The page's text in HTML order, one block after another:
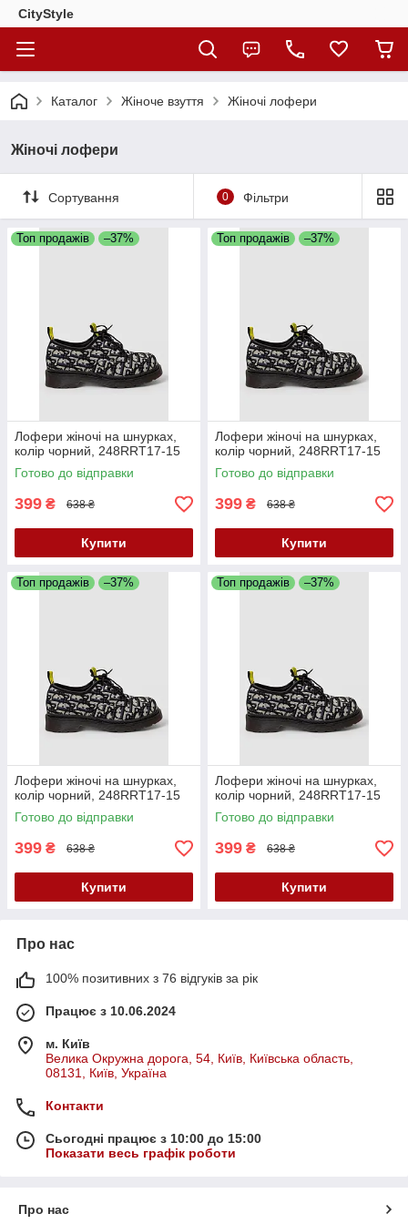
CityStylе
Каталог Жіноче взуття Жіночі лофери
Жіночі лофери
Сортування 0 Фільтри
Топ продажів –37%
Лофери жіночі на шнурках,
колір чорний, 248RRT17-15
Готово до відправки
399 ₴ 638 ₴
Купити
Топ продажів –37%
Лофери жіночі на шнурках,
колір чорний, 248RRT17-15
Готово до відправки
399 ₴ 638 ₴
Купити
Топ продажів –37%
Лофери жіночі на шнурках,
колір чорний, 248RRT17-15
Готово до відправки
399 ₴ 638 ₴
Купити
Топ продажів –37%
Лофери жіночі на шнурках,
колір чорний, 248RRT17-15
Готово до відправки
399 ₴ 638 ₴
Купити
Про нас
100% позитивних з 76 відгуків за рік
Працює з 10.06.2024
м. Київ
Велика Окружна дорога, 54, Київ, Київська область,
08131, Київ, Україна
Контакти
Сьогодні працює з 10:00 до 15:00
Показати весь графік роботи
Про нас